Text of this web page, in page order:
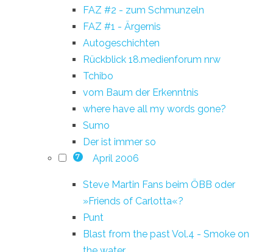
FAZ #2 - zum Schmunzeln
FAZ #1 - Ärgernis
Autogeschichten
Rückblick 18.medienforum nrw
Tchibo
vom Baum der Erkenntnis
where have all my words gone?
Sumo
Der ist immer so
7 April 2006
Steve Martin Fans beim ÖBB oder
»Friends of Carlotta«?
Punt
Blast from the past Vol.4 - Smoke on